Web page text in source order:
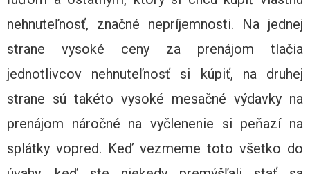
nehnuteľnosť, značné nepríjemnosti. Na jednej
strane vysoké ceny za prenájom tlačia
jednotlivcov nehnuteľnosť si kúpiť, na druhej
strane sú takéto vysoké mesačné výdavky na
prenájom náročné na vyčlenenie si peňazí na
splátky vopred. Keď vezmeme toto všetko do